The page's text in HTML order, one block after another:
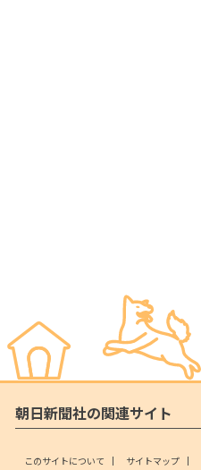
朝日新聞社の関連サイト
このサイトについて サイトマップ